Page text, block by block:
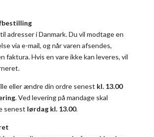
adresser i Danmark. Du vil modtage en
via e-mail, og når varen afsendes,
faktura. Hvis en vare ikke kan leveres, vil
eller ændre din ordre senest kl. 13.00
. Ved levering på mandage skal
senest lørdag kl. 13.00.